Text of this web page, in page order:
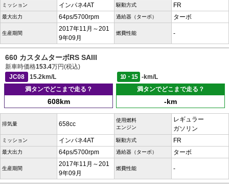
ミッション インパネ4AT 駆動方式 FR
最大出力 64ps/5700rpm 過給器（ターボ） ターボ
生産期間
2017年11月～201
9年09月
燃費性能 -
660 カスタムターボRS SAIII
新車時価格153.4万円(税込)
JC08
15.2km/L 10・15
-km/L
満タンでどこまで走る？
608km
満タンでどこまで走る？
-km
排気量 658cc
使用燃料
エンジン
レギュラー
ガソリン
ミッション インパネ4AT 駆動方式 FR
最大出力 64ps/5700rpm 過給器（ターボ） ターボ
生産期間
2017年11月～201
9年09月
燃費性能 -